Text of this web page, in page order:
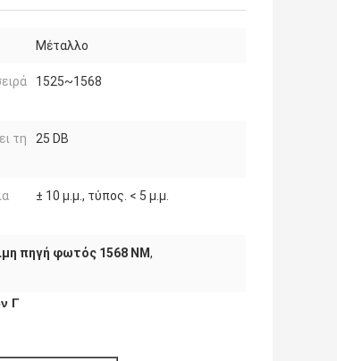
Μέταλλο
1525~1568
τη
25 DB
± 10 μ.μ., τύπος. < 5 μ.μ.
πηγή φωτός 1568 NM,
Γ